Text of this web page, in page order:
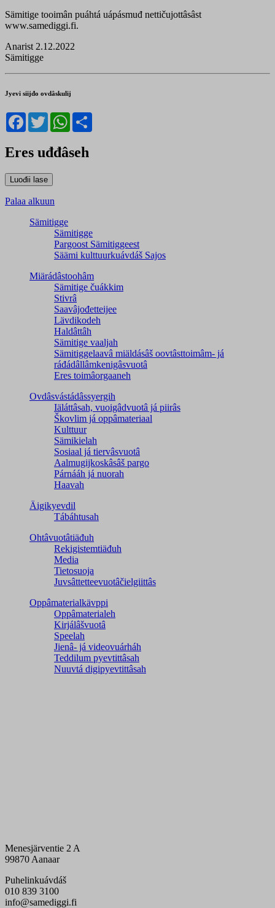
Sämitige tooimân puáhtá uápásmuđ nettičujottâsâst
www.samediggi.fi.
Anarist 2.12.2022
Sämitigge
Jyevi siijđo ovdâskulij
Facebook
TwitterWhatsApp
Eres uđđâseh
Palaa alkuun
Sämitigge
Sämitigge
Pargoost Sämitiggeest
Säämi kulttuurkuávdáš Sajos
Miärádâstoohâm
Sämitige čuákkim
Stivrâ
Saavâjođetteijee
Lävdikodeh
Haldâttâh
Sämitige vaaljah
Sämitiggelaavâ miäldásâš oovtâsttoimâm- já
ráđádâllâmkenigâsvuotâ
Eres toimâorgaaneh
Ovdâsvástádâssyergih
Iäláttâsah, vuoigâdvuotâ já piirâs
Škovlim já oppâmateriaal
Kulttuur
Sämikielah
Sosiaal já tiervâsvuotâ
Aalmugijkoskâsâš pargo
Párnááh já nuorah
Haavah
Äigikyevdil
Tábáhtusah
Ohtâvuotâtiäđuh
Rekigistemtiäđuh
Media
Tietosuoja
Juvsâttetteevuotâčielgiittâs
Oppâmaterialkävppi
Oppâmaterialeh
Kirjálâšvuotâ
Speelah
Jienâ- já videovuárháh
Teddilum pyevtittâsah
Nuuvtá digipyevtittâsah
Menesjärventie 2 A
99870 Aanaar
Puhelinkuávdáš
010 839 3100
info@samediggi.fi